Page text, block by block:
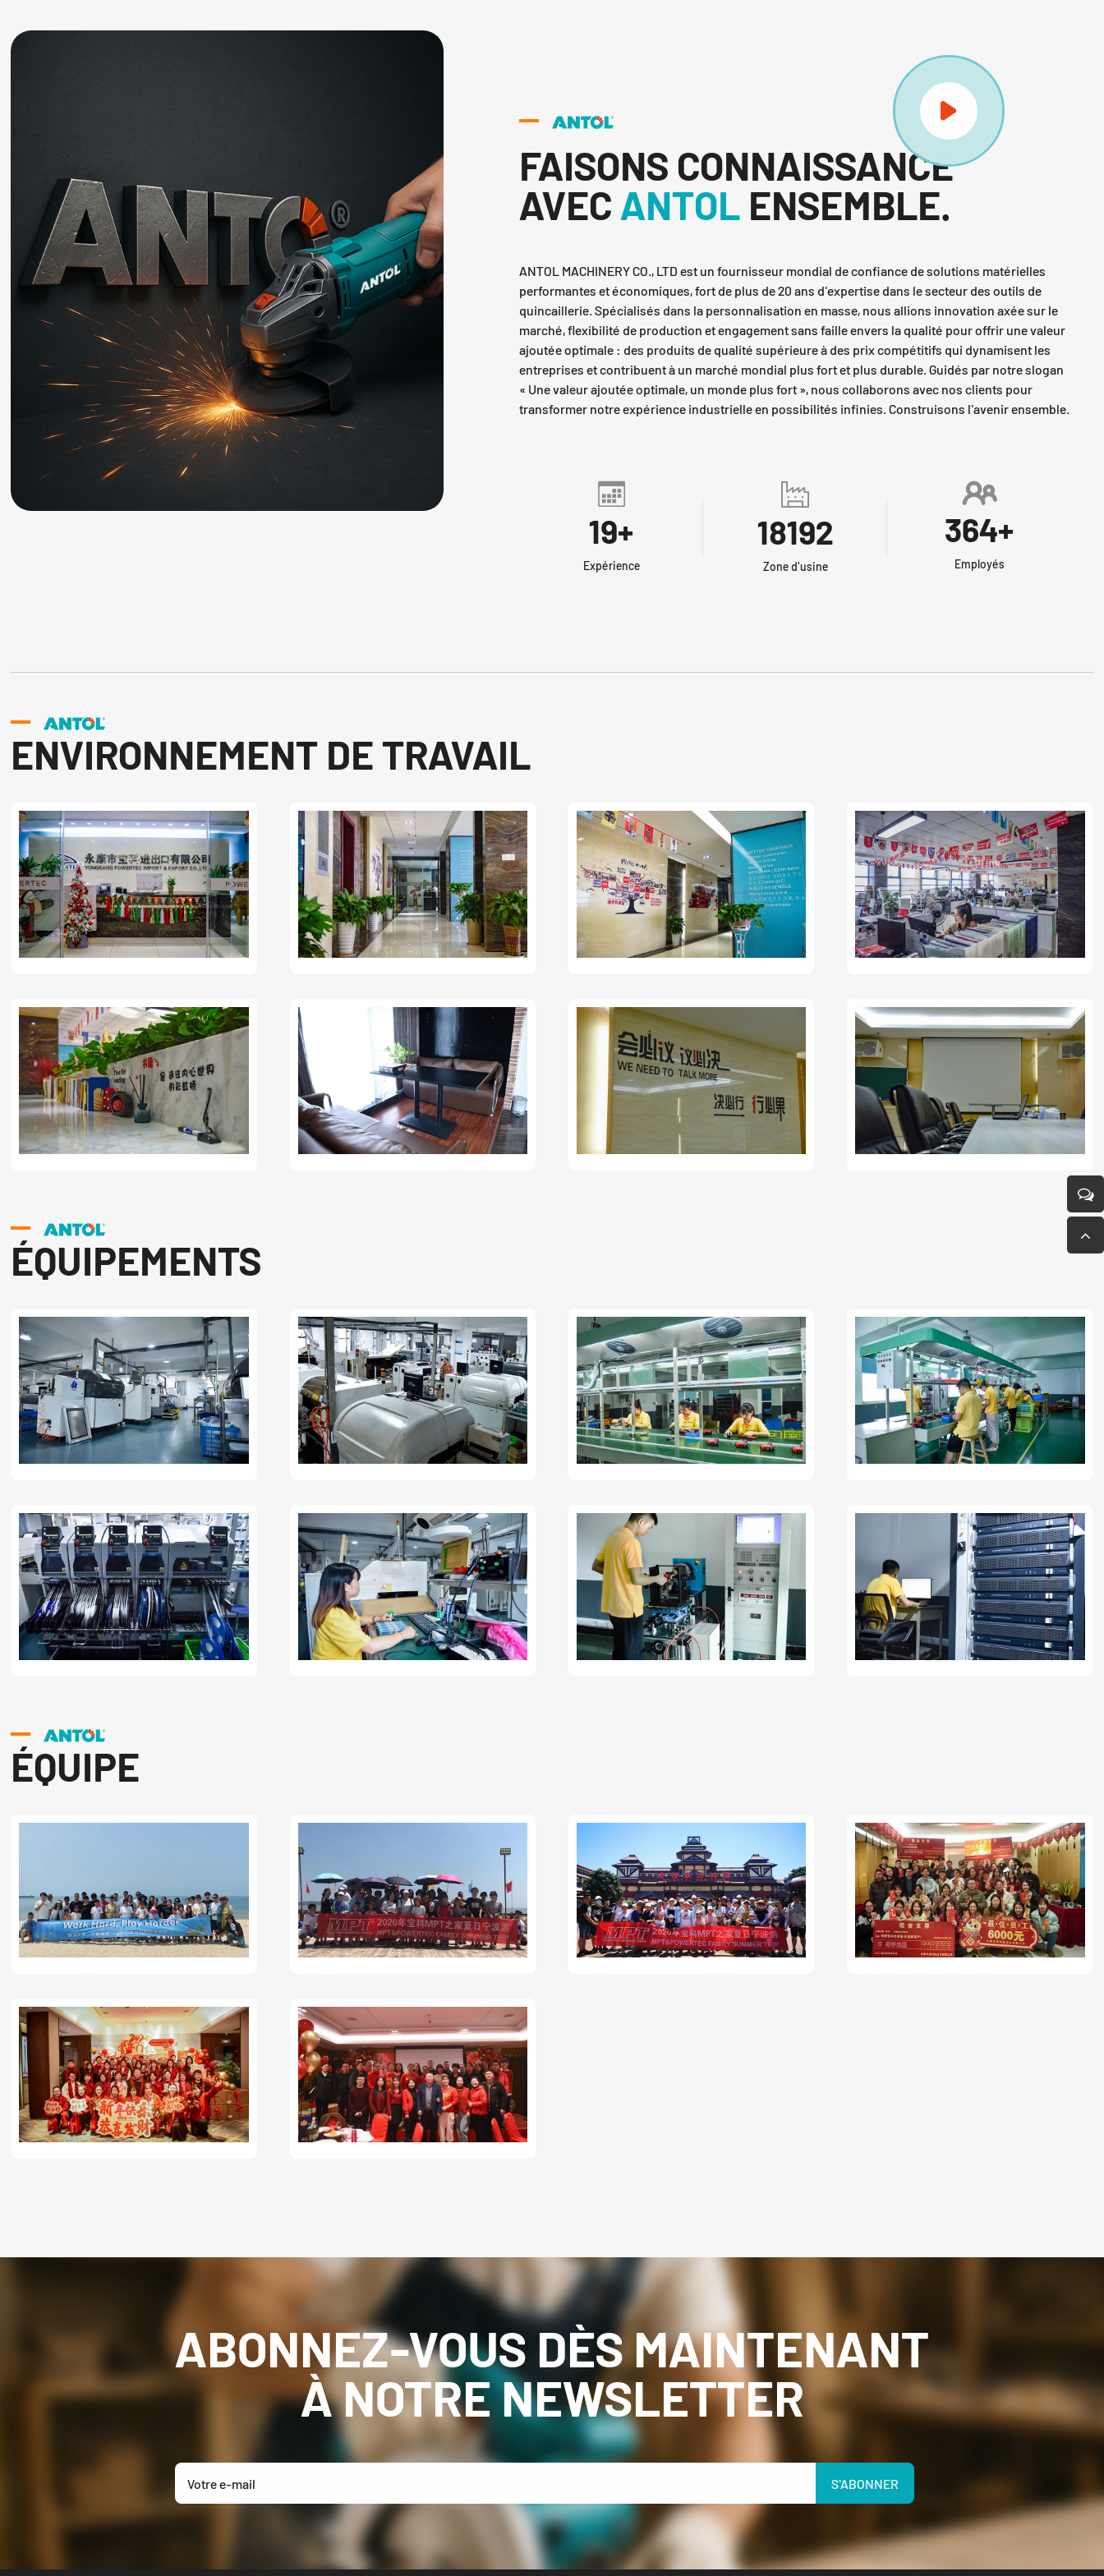
FAISONS CONNAISSANCE
AVEC ANTOL ENSEMBLE.
ANTOL MACHINERY CO., LTD est un fournisseur mondial de confiance de solutions matérielles
performantes et économiques, fort de plus de 20 ans d'expertise dans le secteur des outils de
quincaillerie. Spécialisés dans la personnalisation en masse, nous allions innovation axée sur le
marché, flexibilité de production et engagement sans faille envers la qualité pour offrir une valeur
ajoutée optimale : des produits de qualité supérieure à des prix compétitifs qui dynamisent les
entreprises et contribuent à un marché mondial plus fort et plus durable. Guidés par notre slogan
« Une valeur ajoutée optimale, un monde plus fort », nous collaborons avec nos clients pour
transformer notre expérience industrielle en possibilités infinies. Construisons l'avenir ensemble.
20+
Expérience
20000
Zone d'usine
400+
Employés
ENVIRONNEMENT DE TRAVAIL
ÉQUIPEMENTS
ÉQUIPE
ABONNEZ-VOUS DÈS MAINTENANT
À NOTRE NEWSLETTER
S'ABONNER